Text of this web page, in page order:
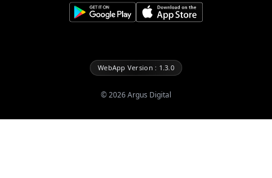
WebApp Version : 1.3.0
©2026Argus Digital